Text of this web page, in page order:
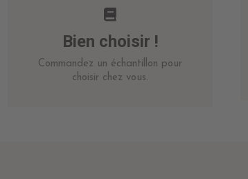
Bien choisir !
Commandez un échantillon pour
choisir chez vous.